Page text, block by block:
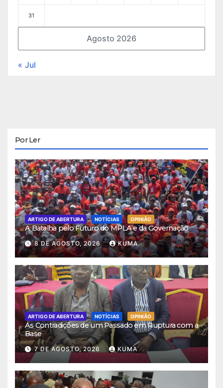
Agosto 2026
31
« Jul
Por Ler
ARTIGO DE ABERTURA NOTÍCIAS OPINIÃO
A Batalha pelo Futuro do MPLA e da Governação
8 DE AGOSTO, 2026 KUMA
ARTIGO DE ABERTURA NOTÍCIAS OPINIÃO
As Contradições de um Passado em Ruptura com a
Base
7 DE AGOSTO, 2026 KUMA